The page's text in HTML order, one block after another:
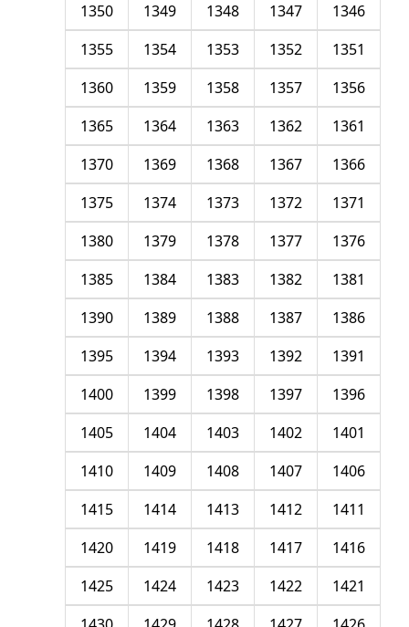
1346
1347
1348
1349
1350
1351
1352
1353
1354
1355
1356
1357
1358
1359
1360
1361
1362
1363
1364
1365
1366
1367
1368
1369
1370
1371
1372
1373
1374
1375
1376
1377
1378
1379
1380
1381
1382
1383
1384
1385
1386
1387
1388
1389
1390
1391
1392
1393
1394
1395
1396
1397
1398
1399
1400
1401
1402
1403
1404
1405
1406
1407
1408
1409
1410
1411
1412
1413
1414
1415
1416
1417
1418
1419
1420
1421
1422
1423
1424
1425